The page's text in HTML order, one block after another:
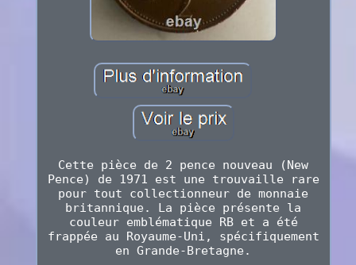
Cette pièce de 2 pence nouveau (New
Pence) de 1971 est une trouvaille rare
pour tout collectionneur de monnaie
britannique. La pièce présente la
couleur emblématique RB et a été
frappée au Royaume-Uni, spécifiquement
en Grande-Bretagne.